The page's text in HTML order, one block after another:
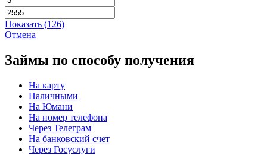
Показать (126)
Отмена
Займы по способу получения
На карту
Наличными
На Юмани
На номер телефона
Через Телеграм
На банковский счет
Через Госуслуги